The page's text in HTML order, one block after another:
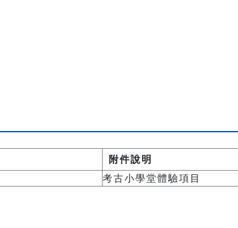
附件說明
考古小學堂體驗項目